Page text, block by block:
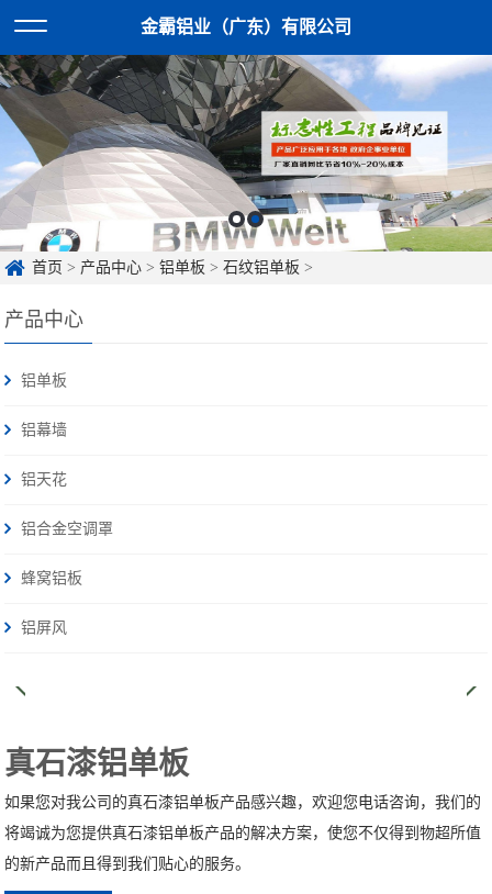
金霸铝业（广东）有限公司
首页 > 产品中心 >铝单板 >石纹铝单板 >
产品中心
铝单板
铝幕墙
铝天花
铝合金空调罩
蜂窝铝板
铝屏风
真石漆铝单板
如果您对我公司的真石漆铝单板产品感兴趣，欢迎您电话咨询，我们的
将竭诚为您提供真石漆铝单板产品的解决方案，使您不仅得到物超所值
的新产品而且得到我们贴心的服务。